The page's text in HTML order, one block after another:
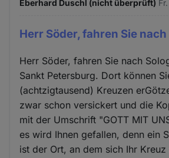
Eberhard Duschl (nicht überprüft)
Herr Söder, fahren Sie nach
Herr Söder, fahren Sie nach
Sankt Petersburg. Dort können
(achtzigtausend) Kreuzen
zwar schon versickert und die
mit der Umschrift "GOTT MIT
es wird Ihnen gefallen, denn ein
ist der Ort, an dem sich Ihr Kreuz